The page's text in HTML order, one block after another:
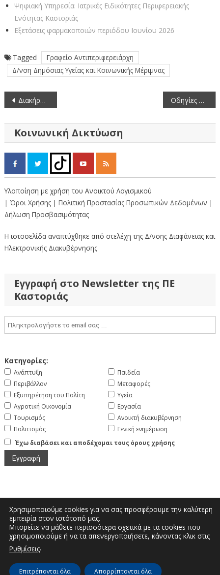
Ψηφιακή Υπηρεσία: Ιατρικές Ειδικότητες Περιφερειακής
Ενότητας Καστοριάς
Εξετάσεις φαρμακοποιών περιόδου Ιουνίου 2026
Tagged
Γραφείο Αντιπεριφερειάρχη
Δ/νση Δημόσιας Υγείας και Κοινωνικής Μέριμνας
Πλοήγηση
Διακήρυξη δημοπρασίας για την παραχώρηση κατά χρήση ακινήτου έκτασης 9.452 τ.μ. στο αγρόκτημα Αγίου Αντωνίου, νομού Καστοριάς με σκοπό την παραγωγή αγροτικών προϊόντων Οδηγίες Προστασίας από Πλημμύρες
Κοινωνική Δικτύωση
Υλοποίηση με χρήση του Ανοικτού Λογισμικού
| Όροι Χρήσης | Πολιτική Προστασίας Προσωπικών Δεδομένων |
Δήλωση Προσβασιμότητας
Η ιστοσελίδα αναπτύχθηκε από στελέχη της Δ/νσης Διαφάνειας και
Ηλεκτρονικής Διακυβέρνησης
Εγγραφή στο Newsletter της ΠΕ
Καστοριάς
Κατηγορίες:
Ανάπτυξη
Περιβάλλον
Εξυπηρέτηση του Πολίτη
Αγροτική Οικονομία
Τουρισμός
Πολιτισμός
Παιδεία
Μεταφορές
Υγεία
Εργασία
Ανοικτή διακυβέρνηση
Γενική ενημέρωση
Έχω διαβάσει και αποδέχομαι τους όρους χρήσης
Μεγάλου Αλεξάνδρου και Διοικητηρίου |
Τηλέφωνο: 2467350200 | Email:
Χρησιμοποιούμε cookies για να σας προσφέρουμε την καλύτερη
εμπειρία στον ιστότοπό μας.
Μπορείτε να μάθετε περισσότερα σχετικά με τα cookies που
χρησιμοποιούμε ή να τα απενεργοποιήσετε, κάνοντας κλικ στις
Ρυθμίσεις.
Επιτρέπονται όλα Απορρίπτονται όλα